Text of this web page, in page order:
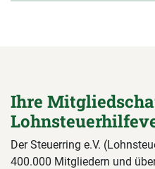
Ihre
Der Steuerring e.V.
400.000 Mitgliedern und